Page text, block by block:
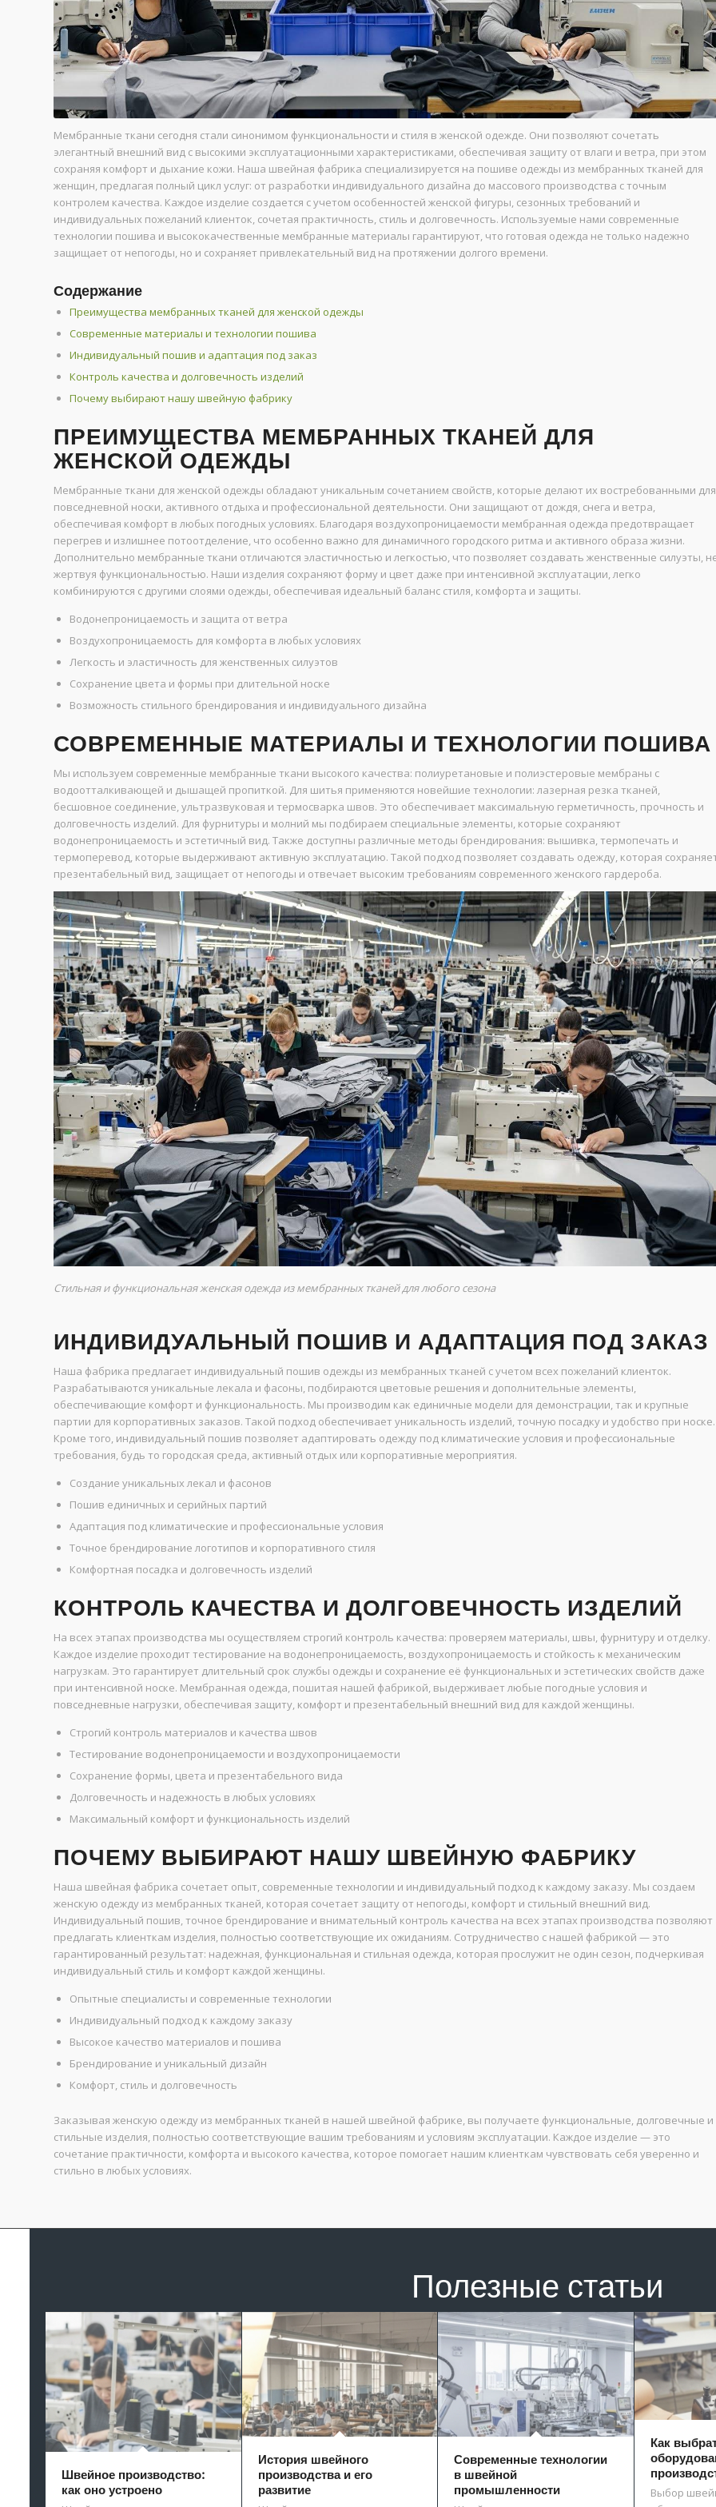
Мембранные ткани сегодня стали синонимом функциональности и стиля в женской одежде. Они позволяют сочетать
элегантный внешний вид с высокими эксплуатационными характеристиками, обеспечивая защиту от влаги и ветра, при этом
сохраняя комфорт и дыхание кожи. Наша швейная фабрика специализируется на пошиве одежды из мембранных тканей для
женщин, предлагая полный цикл услуг: от разработки индивидуального дизайна до массового производства с точным
контролем качества. Каждое изделие создается с учетом особенностей женской фигуры, сезонных требований и
индивидуальных пожеланий клиенток, сочетая практичность, стиль и долговечность. Используемые нами современные
технологии пошива и высококачественные мембранные материалы гарантируют, что готовая одежда не только надежно
защищает от непогоды, но и сохраняет привлекательный вид на протяжении долгого времени.
Содержание
Преимущества мембранных тканей для женской одежды
Современные материалы и технологии пошива
Индивидуальный пошив и адаптация под заказ
Контроль качества и долговечность изделий
Почему выбирают нашу швейную фабрику
ПРЕИМУЩЕСТВА МЕМБРАННЫХ ТКАНЕЙ ДЛЯ
ЖЕНСКОЙ ОДЕЖДЫ
Мембранные ткани для женской одежды обладают уникальным сочетанием свойств, которые делают их востребованными для
повседневной носки, активного отдыха и профессиональной деятельности. Они защищают от дождя, снега и ветра,
обеспечивая комфорт в любых погодных условиях. Благодаря воздухопроницаемости мембранная одежда предотвращает
перегрев и излишнее потоотделение, что особенно важно для динамичного городского ритма и активного образа жизни.
Дополнительно мембранные ткани отличаются эластичностью и легкостью, что позволяет создавать женственные силуэты,
жертвуя функциональностью. Наши изделия сохраняют форму и цвет даже при интенсивной эксплуатации, легко
комбинируются с другими слоями одежды, обеспечивая идеальный баланс стиля, комфорта и защиты.
Водонепроницаемость и защита от ветра
Воздухопроницаемость для комфорта в любых условиях
Легкость и эластичность для женственных силуэтов
Сохранение цвета и формы при длительной носке
Возможность стильного брендирования и индивидуального дизайна
СОВРЕМЕННЫЕ МАТЕРИАЛЫ И ТЕХНОЛОГИИ ПОШИВА
Мы используем современные мембранные ткани высокого качества: полиуретановые и полиэстеровые мембраны с
водоотталкивающей и дышащей пропиткой. Для шитья применяются новейшие технологии: лазерная резка тканей,
бесшовное соединение, ультразвуковая и термосварка швов. Это обеспечивает максимальную герметичность, прочность и
долговечность изделий. Для фурнитуры и молний мы подбираем специальные элементы, которые сохраняют
водонепроницаемость и эстетичный вид. Также доступны различные методы брендирования: вышивка, термопечать и
термоперевод, которые выдерживают активную эксплуатацию. Такой подход позволяет создавать одежду, которая
презентабельный вид, защищает от непогоды и отвечает высоким требованиям современного женского гардероба.
Стильная и функциональная женская одежда из мембранных тканей для любого сезона
ИНДИВИДУАЛЬНЫЙ ПОШИВ И АДАПТАЦИЯ ПОД ЗАКАЗ
Наша фабрика предлагает индивидуальный пошив одежды из мембранных тканей с учетом всех пожеланий клиенток.
Разрабатываются уникальные лекала и фасоны, подбираются цветовые решения и дополнительные элементы,
обеспечивающие комфорт и функциональность. Мы производим как единичные модели для демонстрации, так и крупные
партии для корпоративных заказов. Такой подход обеспечивает уникальность изделий, точную посадку и удобство при носке.
Кроме того, индивидуальный пошив позволяет адаптировать одежду под климатические условия и профессиональные
требования, будь то городская среда, активный отдых или корпоративные мероприятия.
Создание уникальных лекал и фасонов
Пошив единичных и серийных партий
Адаптация под климатические и профессиональные условия
Точное брендирование логотипов и корпоративного стиля
Комфортная посадка и долговечность изделий
КОНТРОЛЬ КАЧЕСТВА И ДОЛГОВЕЧНОСТЬ ИЗДЕЛИЙ
На всех этапах производства мы осуществляем строгий контроль качества: проверяем материалы, швы, фурнитуру и отделку.
Каждое изделие проходит тестирование на водонепроницаемость, воздухопроницаемость и стойкость к механическим
нагрузкам. Это гарантирует длительный срок службы одежды и сохранение её функциональных и эстетических свойств даже
при интенсивной носке. Мембранная одежда, пошитая нашей фабрикой, выдерживает любые погодные условия и
повседневные нагрузки, обеспечивая защиту, комфорт и презентабельный внешний вид для каждой женщины.
Строгий контроль материалов и качества швов
Тестирование водонепроницаемости и воздухопроницаемости
Сохранение формы, цвета и презентабельного вида
Долговечность и надежность в любых условиях
Максимальный комфорт и функциональность изделий
ПОЧЕМУ ВЫБИРАЮТ НАШУ ШВЕЙНУЮ ФАБРИКУ
Наша швейная фабрика сочетает опыт, современные технологии и индивидуальный подход к каждому заказу. Мы создаем
женскую одежду из мембранных тканей, которая сочетает защиту от непогоды, комфорт и стильный внешний вид.
Индивидуальный пошив, точное брендирование и внимательный контроль качества на всех этапах производства позволяют
предлагать клиенткам изделия, полностью соответствующие их ожиданиям. Сотрудничество с нашей фабрикой — это
гарантированный результат: надежная, функциональная и стильная одежда, которая прослужит не один сезон, подчеркивая
индивидуальный стиль и комфорт каждой женщины.
Опытные специалисты и современные технологии
Индивидуальный подход к каждому заказу
Высокое качество материалов и пошива
Брендирование и уникальный дизайн
Комфорт, стиль и долговечность
Заказывая женскую одежду из мембранных тканей в нашей швейной фабрике, вы получаете функциональные, долговечные и
стильные изделия, полностью соответствующие вашим требованиям и условиям эксплуатации. Каждое изделие — это
сочетание практичности, комфорта и высокого качества, которое помогает нашим клиенткам чувствовать себя уверенно и
стильно в любых условиях.
Полезные статьи
Швейное производство:
как оно устроено
История швейного
производства и его
развитие
Современные технологии
в швейной
промышленности
Как
Выбор